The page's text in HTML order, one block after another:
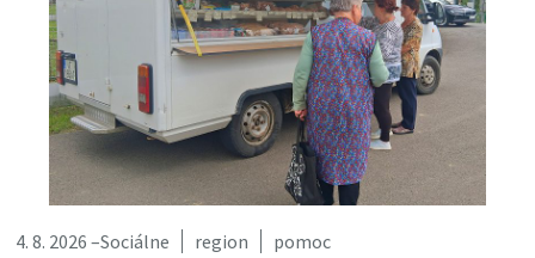
4. 8. 2026 –Sociálne region pomoc